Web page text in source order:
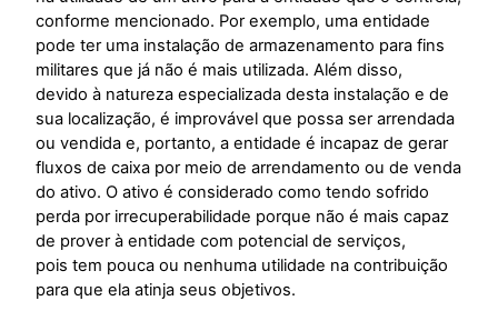
conforme mencionado. Por exemplo, uma entidade
pode ter uma instalação de armazenamento para fins
militares que já não é mais utilizada. Além disso,
devido à natureza especializada desta instalação e de
sua localização, é improvável que possa ser arrendada
ou vendida e, portanto, a entidade é incapaz de gerar
fluxos de caixa por meio de arrendamento ou de venda
do ativo. O ativo é considerado como tendo sofrido
perda por irrecuperabilidade porque não é mais capaz
de prover à entidade com potencial de serviços,
pois tem pouca ou nenhuma utilidade na contribuição
para que ela atinja seus objetivos.